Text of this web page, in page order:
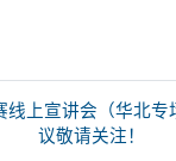
上宣讲会（华北专
议敬请关注！